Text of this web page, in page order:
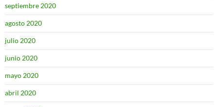
septiembre 2020
agosto 2020
julio 2020
junio 2020
mayo 2020
abril 2020